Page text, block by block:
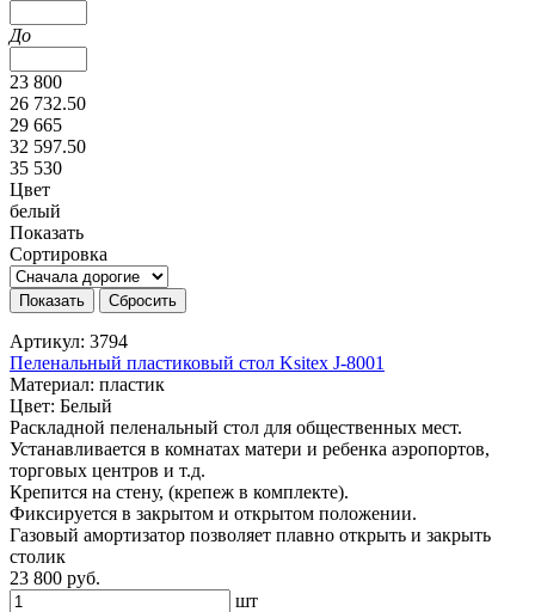
До
23 800
26 732.50
29 665
32 597.50
35 530
Цвет
белый
Показать
Сортировка
Артикул: 3794
Пеленальный пластиковый стол Ksitex J-8001
Материал: пластик
Цвет: Белый
Раскладной пеленальный стол для общественных мест.
Устанавливается в комнатах матери и ребенка аэропортов,
торговых центров и т.д.
Крепится на стену, (крепеж в комплекте).
Фиксируется в закрытом и открытом положении.
Газовый амортизатор позволяет плавно открыть и закрыть
столик
23 800 руб.
шт